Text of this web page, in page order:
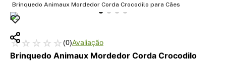
Brinquedo Animaux Mordedor Corda Crocodilo para Cães
☆☆ ☆ ☆ ☆(0)
Brinquedo Animaux Mordedor Corda Crocodilo